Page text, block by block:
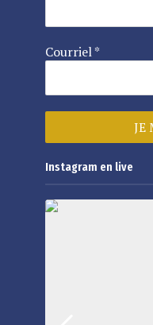
Courriel*
Instagram en live